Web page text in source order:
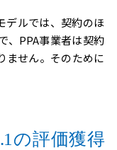
デルでは、契約のほ
、PPA事業者は契約
ません。そのために
の評価獲得